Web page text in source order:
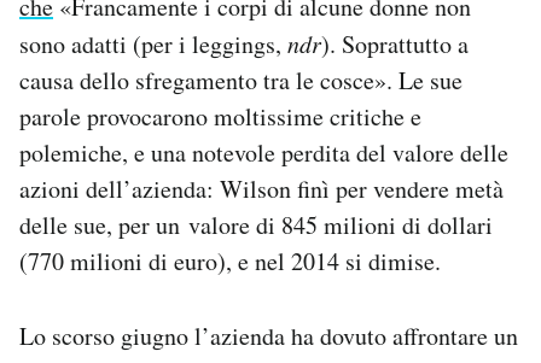
sono adatti (per i leggings, ndr). Soprattutto a
causa dello sfregamento tra le cosce». Le sue
parole provocarono moltissime critiche e
polemiche, e una notevole perdita del valore delle
azioni dell’azienda: Wilson finì per vendere metà
delle sue, per un valore di 845 milioni di dollari
(770 milioni di euro), e nel 2014 si dimise.
Lo scorso giugno l’azienda ha dovuto affrontare un